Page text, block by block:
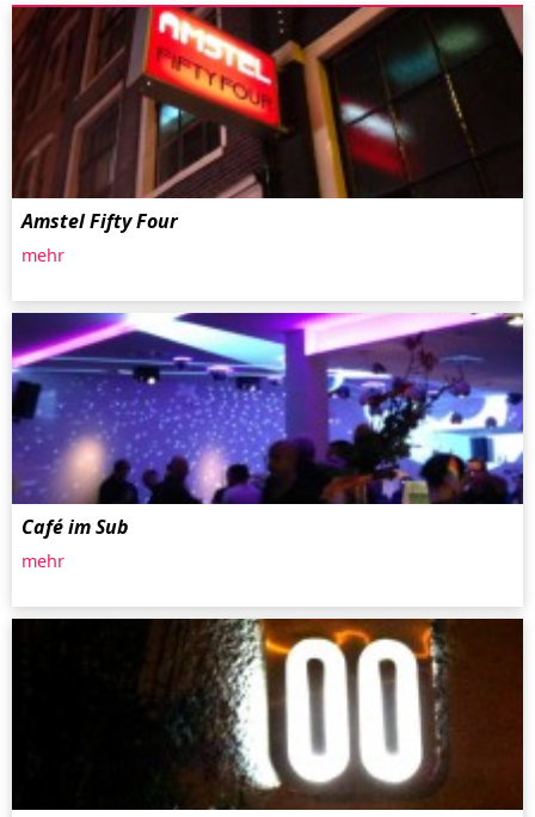
Amstel Fifty Four
mehr
Café im Sub
mehr